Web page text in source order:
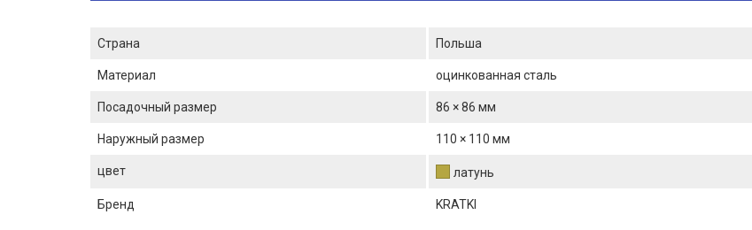
Страна Польша
Материал оцинкованная сталь
Посадочный размер 86 × 86 мм
Наружный размер 110 × 110 мм
цвет латунь
Бренд KRATKI